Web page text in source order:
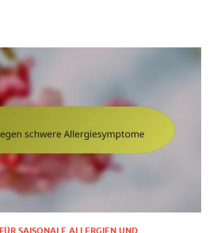
SAISONALE ALLERGIEN UND